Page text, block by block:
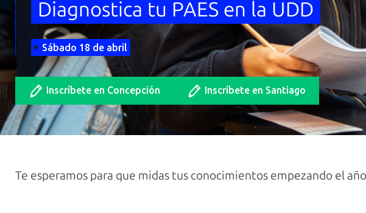
Diagnostica tu PAES en la UDD
Sábado 18 de abril
Inscríbete en Concepción Inscríbete en Santiago
Te esperamos para que midas tus conocimientos empezando el